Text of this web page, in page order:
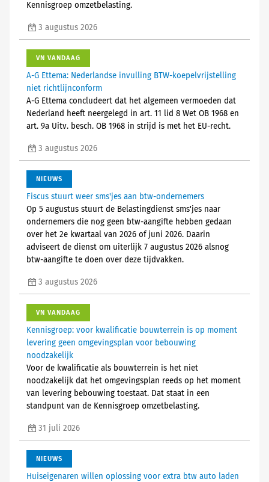
Kennisgroep omzetbelasting.
3 augustus 2026
VN VANDAAG
A-G Ettema: Nederlandse invulling BTW-koepelvrijstelling
niet richtlijnconform
A-G Ettema concludeert dat het algemeen vermoeden dat
Nederland heeft neergelegd in art. 11 lid 8 Wet OB 1968 en
art. 9a Uitv. besch. OB 1968 in strijd is met het EU-recht.
3 augustus 2026
NIEUWS
Fiscus stuurt weer sms'jes aan btw-ondernemers
Op 5 augustus stuurt de Belastingdienst sms'jes naar
ondernemers die nog geen btw-aangifte hebben gedaan
over het 2e kwartaal van 2026 of juni 2026. Daarin
adviseert de dienst om uiterlijk 7 augustus 2026 alsnog
btw-aangifte te doen over deze tijdvakken.
3 augustus 2026
VN VANDAAG
Kennisgroep: voor kwalificatie bouwterrein is op moment
levering geen omgevingsplan voor bebouwing
noodzakelijk
Voor de kwalificatie als bouwterrein is het niet
noodzakelijk dat het omgevingsplan reeds op het moment
van levering bebouwing toestaat. Dat staat in een
standpunt van de Kennisgroep omzetbelasting.
31 juli 2026
NIEUWS
Huiseigenaren willen oplossing voor extra btw auto laden